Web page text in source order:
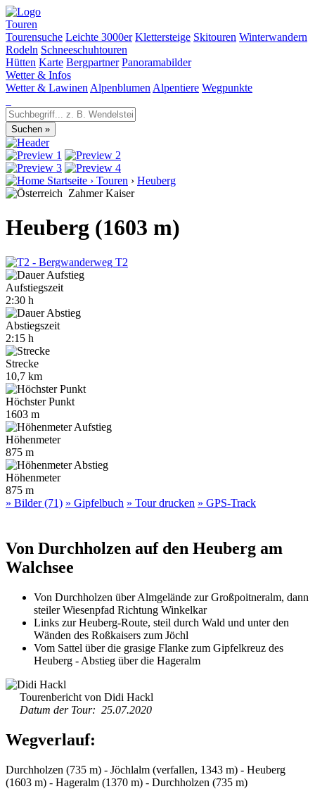
Touren
Tourensuche Leichte 3000er Klettersteige Skitouren Winterwandern
Rodeln Schneeschuhtouren
Hütten Karte Bergpartner Panoramabilder
Wetter & Infos
Wetter & Lawinen Alpenblumen Alpentiere Wegpunkte
Startseite › Touren › Heuberg
Zahmer Kaiser
Heuberg (1603 m)
T2
Aufstiegszeit
2:30 h
Abstiegszeit
2:15 h
Strecke
10,7 km
Höchster Punkt
1603 m
Höhenmeter
875 m
Höhenmeter
875 m
» Bilder (71) » Gipfelbuch » Tour drucken » GPS-Track
Von Durchholzen auf den Heuberg am
Walchsee
Von Durchholzen über Almgelände zur Großpoitneralm, dann
steiler Wiesenpfad Richtung Winkelkar
Links zur Heuberg-Route, steil durch Wald und unter den
Wänden des Roßkaisers zum Jöchl
Vom Sattel über die grasige Flanke zum Gipfelkreuz des
Heuberg - Abstieg über die Hageralm
Tourenbericht von Didi Hackl
Datum der Tour: 25.07.2020
Wegverlauf:
Durchholzen (735 m) - Jöchlalm (verfallen, 1343 m) - Heuberg
(1603 m) - Hageralm (1370 m) - Durchholzen (735 m)